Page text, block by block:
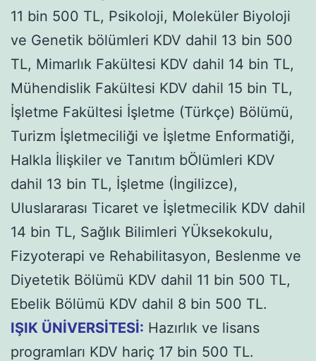
11 bin 500 TL, Psikoloji, Moleküler Biyoloji
ve Genetik bölümleri KDV dahil 13 bin 500
TL, Mimarlık Fakültesi KDV dahil 14 bin TL,
Mühendislik Fakültesi KDV dahil 15 bin TL,
İşletme Fakültesi İşletme (Türkçe) Bölümü,
Turizm İşletmeciliği ve İşletme Enformatiği,
Halkla İlişkiler ve Tanıtım bÖlümleri KDV
dahil 13 bin TL, İşletme (İngilizce),
Uluslararası Ticaret ve İşletmecilik KDV dahil
14 bin TL, Sağlık Bilimleri YÜksekokulu,
Fizyoterapi ve Rehabilitasyon, Beslenme ve
Diyetetik Bölümü KDV dahil 11 bin 500 TL,
Ebelik Bölümü KDV dahil 8 bin 500 TL.
IŞIK ÜNİVERSİTESİ: Hazırlık ve lisans
programları KDV hariç 17 bin 500 TL.